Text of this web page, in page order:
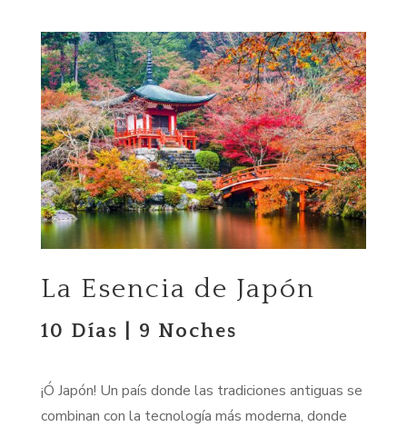
La Esencia de Japón
10 Días | 9 Noches
¡Ó Japón! Un país donde las tradiciones antiguas se
combinan con la tecnología más moderna, donde